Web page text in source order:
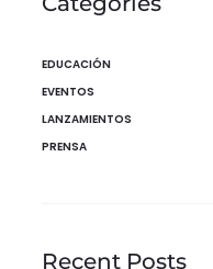
EDUCACIÓN
EVENTOS
LANZAMIENTOS
PRENSA
Recent Posts